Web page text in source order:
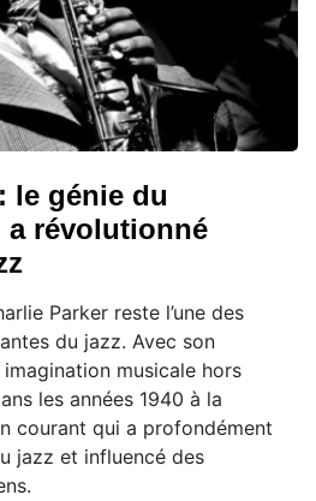
le génie du
a révolutionné
Parker reste l’une des
du jazz. Avec son
musicale hors
les années 1940 à la
courant qui a profondément
jazz et influencé des